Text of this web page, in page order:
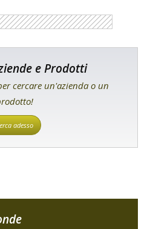
e Prodotti
cercare un'azienda o un
adesso